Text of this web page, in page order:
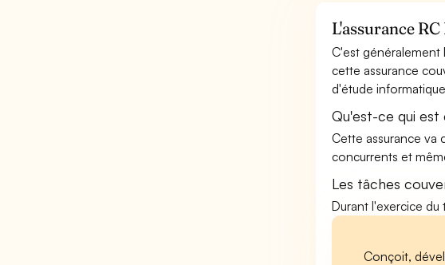
L'assurance
C'est généralement
cette assurance
d'étude
Qu'est-ce qui est
Cette assurance va
concurrents et
Les tâches
Durant l'exercice
Conçoit,